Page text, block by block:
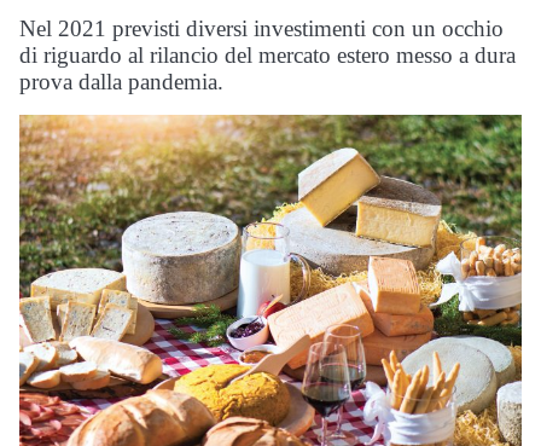
Nel 2021 previsti diversi investimenti con un occhio
di riguardo al rilancio del mercato estero messo a dura
prova dalla pandemia.